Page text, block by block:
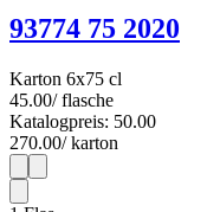
93774 75 2020
Karton 6x75 cl
45.00/ flasche
Katalogpreis: 50.00
270.00/ karton
1